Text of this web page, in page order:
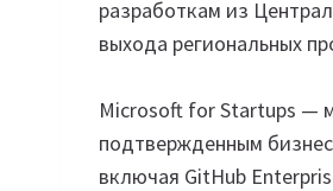
разработкам из
выхода региональных
Microsoft for Startups —
подтвержденным
включая GitHub